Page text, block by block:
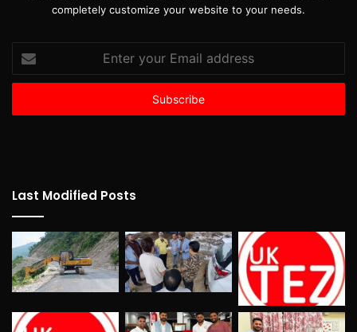
completely customize your website to your needs.
your
Email
Last Modified Posts